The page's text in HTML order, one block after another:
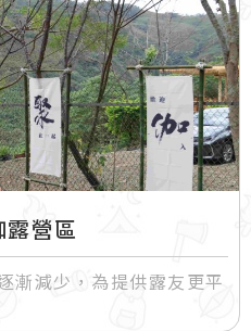
露營區
漸減少，為提供露友更平